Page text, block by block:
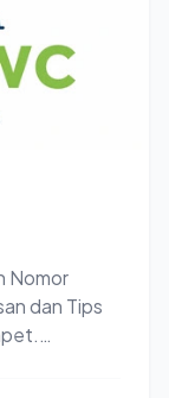
Nomor
dan Tips